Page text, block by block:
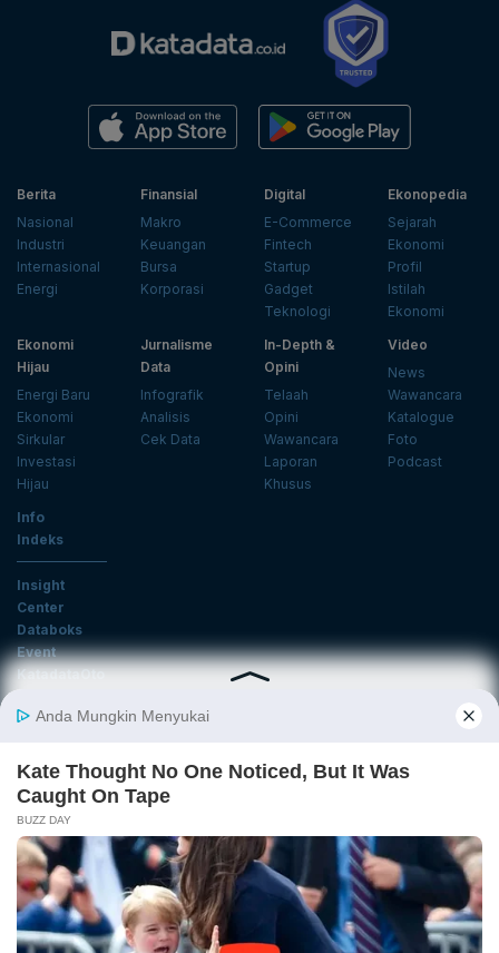
Berita
Nasional
Industri
Internasional
Energi
Finansial
Makro
Keuangan
Bursa
Korporasi
Digital
E-Commerce
Fintech
Startup
Gadget
Teknologi
Ekonopedia
Sejarah
Ekonomi
Profil
Istilah
Ekonomi
Ekonomi
Hijau
Energi Baru
Ekonomi
Sirkular
Investasi
Hijau
Jurnalisme
Data
Infografik
Analisis
Cek Data
In-Depth &
Opini
Telaah
Opini
Wawancara
Laporan
Khusus
Video
News
Wawancara
Katalogue
Foto
Podcast
Info
Indeks
Insight
Center
Databoks
Event
KatadataOto
Email
Tentang Katadata Advertising
Pedoman Media Siber
Kebijakan Privasi
Disclaimer Hubungi Kami